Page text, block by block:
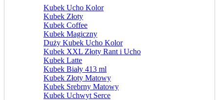
Kubek Ucho Kolor
Kubek Złoty
Kubek Coffee
Kubek Magiczny
Duży Kubek Ucho Kolor
Kubek XXL Złoty Rant i Ucho
Kubek Latte
Kubek Biały 413 ml
Kubek Złoty Matowy
Kubek Srebrny Matowy
Kubek Uchwyt Serce